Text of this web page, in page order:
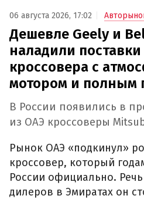
06 августа 2026, 17:02
Дешевле Geely и
наладили
кроссовера с
мотором и полным
В России появились в
из ОАЭ кроссоверы
Рынок ОАЭ «подкинул»
кроссовер, который
России официально. Речь
дилеров в Эмиратах он